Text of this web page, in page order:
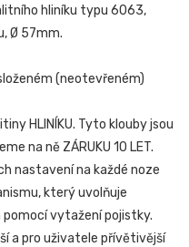
hliníku typu 6063,
Ø 57mm.
(neotevřeném)
HLINÍKU. Tyto klouby jsou
na ně ZÁRUKU 10 LET.
nastavení na každé noze
který uvolňuje
vytažení pojistky.
a pro uživatele přívětivější